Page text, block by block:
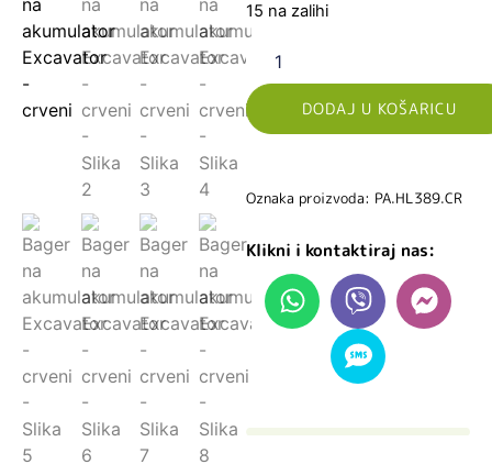
15 na zalihi
DODAJ U KOŠARICU
Oznaka proizvoda: PA.HL389.CR
Klikni i kontaktiraj nas: